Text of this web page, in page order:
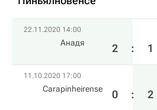
22.11.2020 14:00
Анадя 2 : 1
11.10.2020 17:00
Carapinheirense 0 : 2